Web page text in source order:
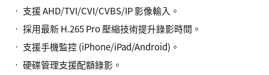
• 支援 AHD/TVI/CVI/CVBS/IP 影像輸入。
• 採用最新 H.265 Pro 壓縮技術提升錄影時間。
• 支援手機監控 (iPhone/iPad/Android)。
• 硬碟管理支援配額錄影。